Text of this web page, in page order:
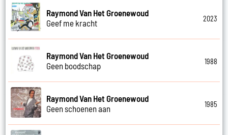
Raymond Van Het Groenewoud
Geef me kracht
2023
Raymond Van Het Groenewoud
Geen boodschap
1988
Raymond Van Het Groenewoud
Geen schoenen aan
1985